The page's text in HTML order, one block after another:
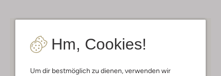
Hm, Cookies!
Um dir bestmöglich zu dienen, verwenden wir
Kostenloser Versand
Mitglieder in Deutschland